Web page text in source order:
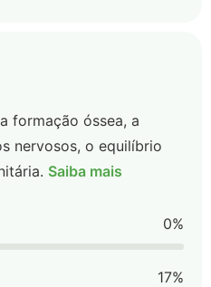
formação óssea, a
nervosos, o equilíbrio
Saiba mais
0%
17%